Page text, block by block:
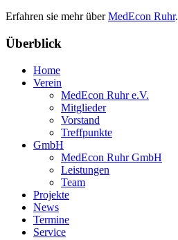
Erfahren sie mehr überMedEcon Ruhr.
Überblick
Home
Verein
MedEcon Ruhr e.V.
Mitglieder
Vorstand
Treffpunkte
GmbH
MedEcon Ruhr GmbH
Leistungen
Team
Projekte
News
Termine
Service